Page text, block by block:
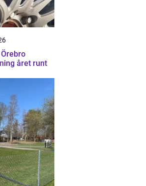
året runt